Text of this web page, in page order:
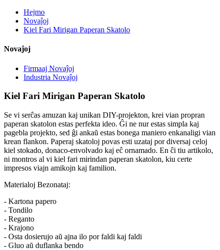
Hejmo
Novaĵoj
Kiel Fari Mirigan Paperan Skatolo
Novaĵoj
Firmaaj Novaĵoj
Industria Novaĵoj
Kiel Fari Mirigan Paperan Skatolo
Se vi serĉas amuzan kaj unikan DIY-projekton, krei vian propran
paperan skatolon estas perfekta ideo. Ĝi ne nur estas simpla kaj
pagebla projekto, sed ĝi ankaŭ estas bonega maniero enkanaligi vian
krean flankon. Paperaj skatoloj povas esti uzataj por diversaj celoj
kiel stokado, donaco-envolvado kaj eĉ ornamado. En ĉi tiu artikolo,
ni montros al vi kiel fari mirindan paperan skatolon, kiu certe
impresos viajn amikojn kaj familion.
Materialoj Bezonataj:
- Kartona papero
- Tondilo
- Reganto
- Krajono
- Osta dosierujo aŭ ajna ilo por faldi kaj faldi
- Gluo aŭ duflanka bendo